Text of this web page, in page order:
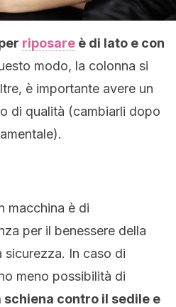
riposare è di lato e con
modo, la colonna si
è importante avere un
di qualità (cambiarli dopo
macchina è di
per il benessere della
sicurezza. In caso di
meno possibilità di
contro il sedile e